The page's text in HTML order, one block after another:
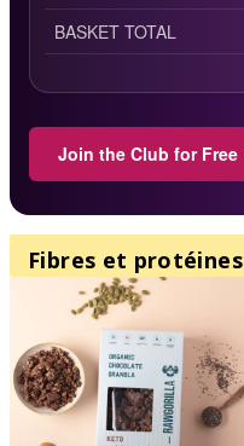
BASKET TOTAL
Join the Club for Free
Fibres et protéines